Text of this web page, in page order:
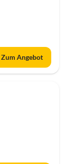
Zum Angebot